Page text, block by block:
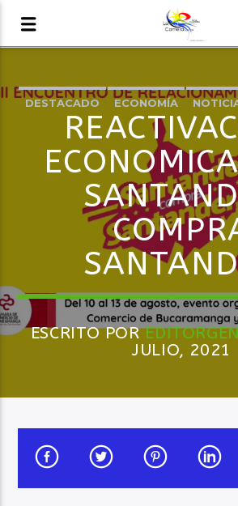
AUDIO EN
LA COMETA, SEÑALES A
DESTACADO ECONOMÍA
REGIÓN
ESCRITO POR
JULIO, 2021